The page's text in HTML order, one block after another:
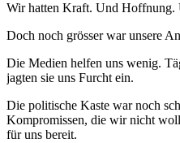
Wir hatten Kraft. Und Hoffnung.
Doch noch grösser war unsere
Die Medien helfen uns wenig.
jagten sie uns Furcht ein.
Die politische Kaste war noch
Kompromissen, die wir nicht
für uns bereit.